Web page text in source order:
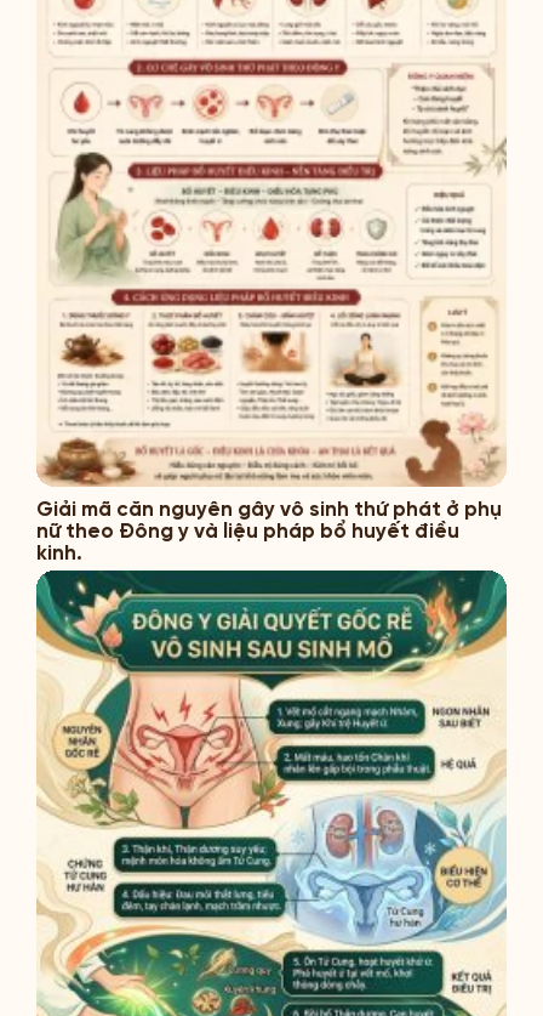
Giải mã căn nguyên gây vô sinh thứ phát ở phụ
nữ theo Đông y và liệu pháp bổ huyết điều
kinh.